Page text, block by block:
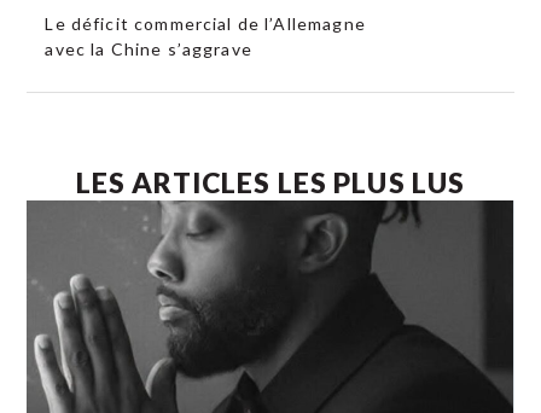
Le déficit commercial de l’Allemagne
avec la Chine s’aggrave
LES ARTICLES LES PLUS LUS